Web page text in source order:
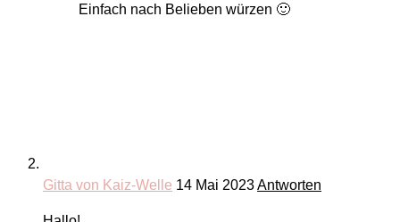
Einfach nach Belieben würzen 🙂
Gitta von Kaiz-Welle 14 Mai 2023Antworten